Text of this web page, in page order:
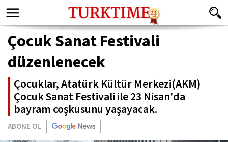
Çocuk Sanat Festivali
düzenlenecek
Çocuklar, Atatürk Kültür Merkezi(AKM)
Çocuk Sanat Festivali ile 23 Nisan'da
bayram coşkusunu yaşayacak.
ABONE OL